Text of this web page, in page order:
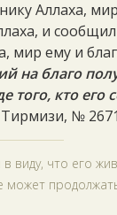
Аллаха,
и
мир ему и
на благо
того, кто его
№
виду, что его
может